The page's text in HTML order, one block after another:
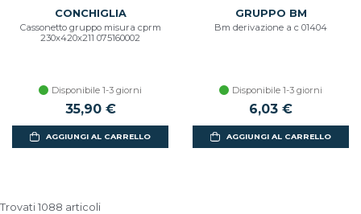
CONCHIGLIA
Cassonetto gruppo misura cprm
230x420x211 075160002
Disponibile 1-3 giorni
35,90 €
AGGIUNGI AL CARRELLO
GRUPPO BM
Bm derivazione a c 01404
Disponibile 1-3 giorni
6,03 €
AGGIUNGI AL CARRELLO
Trovati 1088 articoli